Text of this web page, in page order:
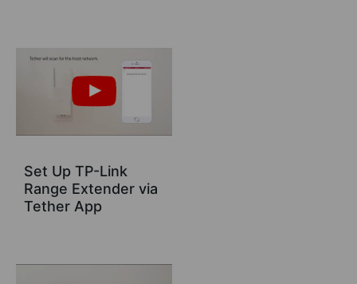
Set Up TP-Link
Range Extender via
Tether App